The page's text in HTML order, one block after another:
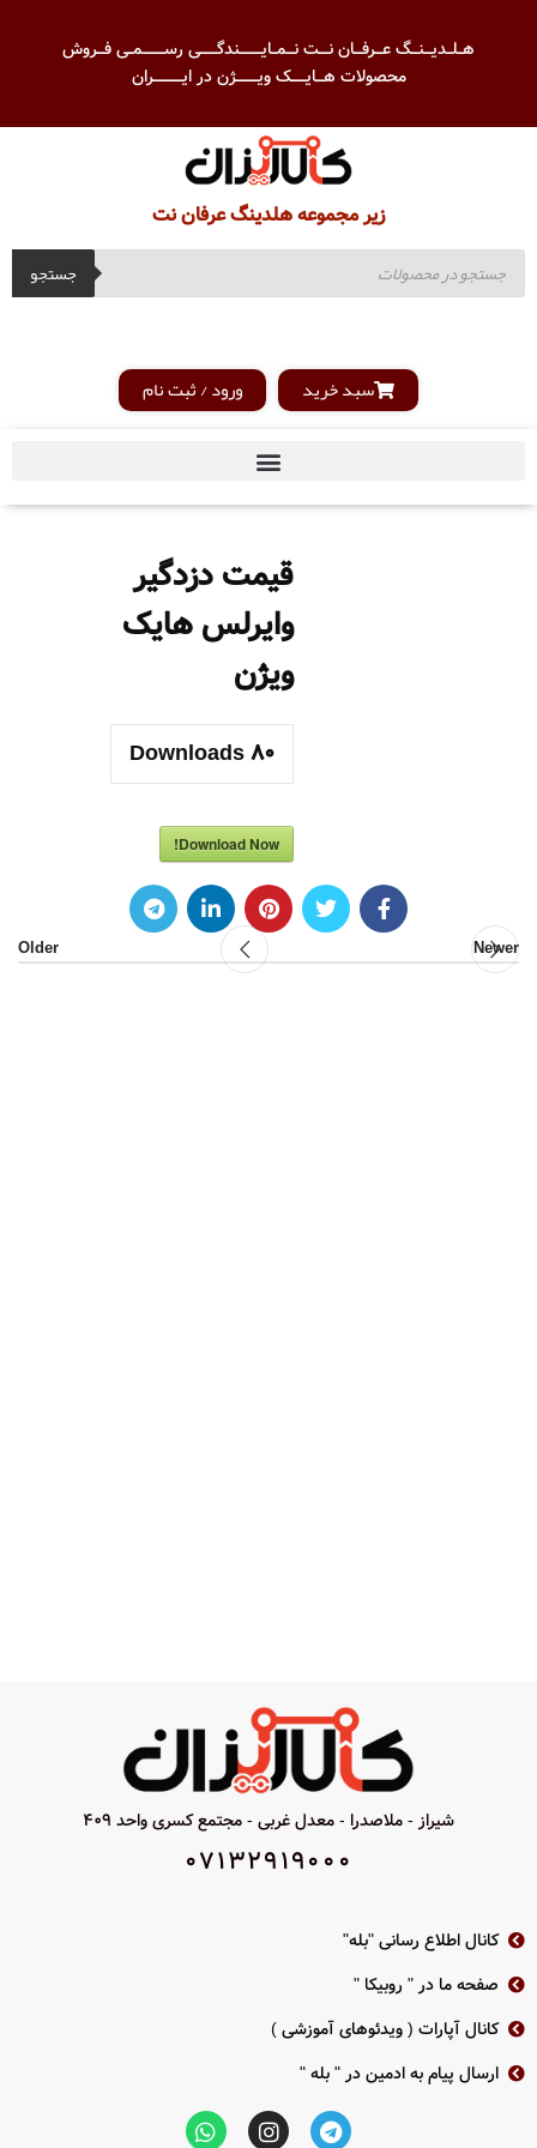
هــلــدیـــنـــگ عـــرفـــان نــــت نـــمــایـــــــــندگـــــــی رســـــــــمــی فـــروش
محصولات هـــایــــــک ویـــــــــژن در ایــــــــــــران
زیر مجموعه هلدینگ عرفان نت
جستجو
سبد خرید ورود / ثبت نام
قیمت دزدگیر
وایرلس هایک
ویژن
80
Downloads
Download Now!
Newer
Older
شیراز - ملاصدرا - معدل غربی - مجتمع کسری واحد 409
07132919000
کانال اطلاع رسانی "بله"
صفحه ما در " روبیکا "
کانال آپارات ( ویدئوهای آموزشی )
ارسال پیام به ادمین در " بله "